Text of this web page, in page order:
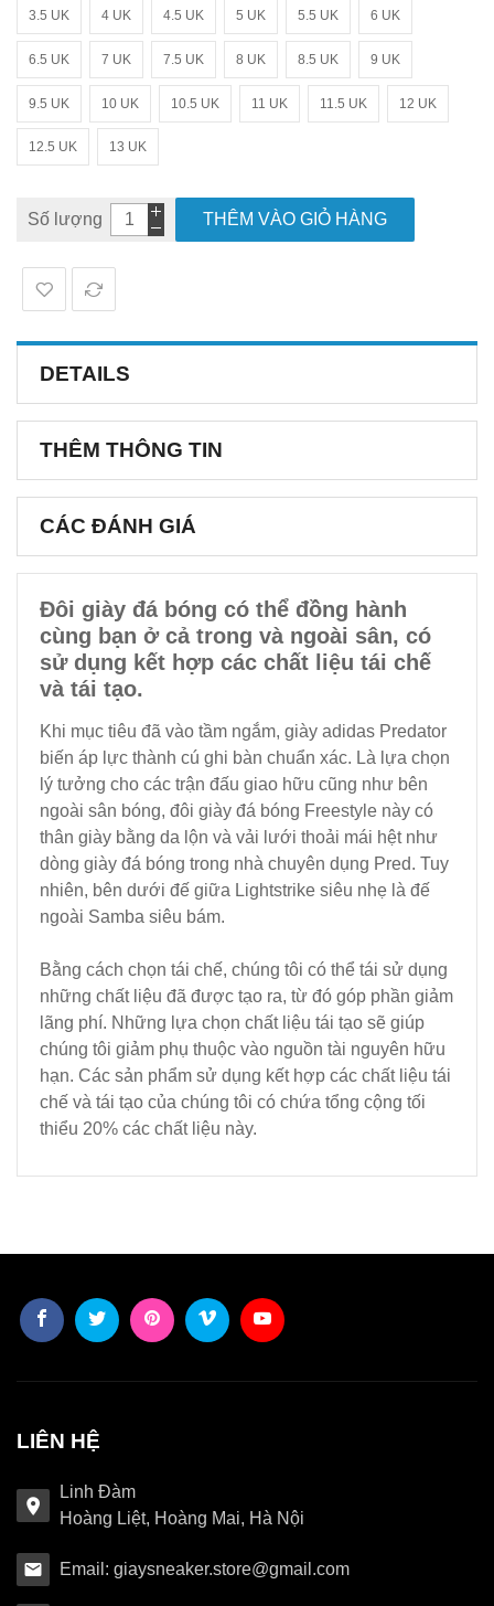
3.5 UK 4 UK 4.5 UK 5 UK 5.5 UK 6 UK
6.5 UK 7 UK 7.5 UK 8 UK 8.5 UK 9 UK
9.5 UK 10 UK 10.5 UK 11 UK 11.5 UK 12 UK
12.5 UK 13 UK
Số lượng THÊM VÀO GIỎ HÀNG
DETAILS
THÊM THÔNG TIN
CÁC ĐÁNH GIÁ
Đôi giày đá bóng có thể đồng hành
cùng bạn ở cả trong và ngoài sân, có
sử dụng kết hợp các chất liệu tái chế
và tái tạo.
Khi mục tiêu đã vào tầm ngắm, giày adidas Predator
biến áp lực thành cú ghi bàn chuẩn xác. Là lựa chọn
lý tưởng cho các trận đấu giao hữu cũng như bên
ngoài sân bóng, đôi giày đá bóng Freestyle này có
thân giày bằng da lộn và vải lưới thoải mái hệt như
dòng giày đá bóng trong nhà chuyên dụng Pred. Tuy
nhiên, bên dưới đế giữa Lightstrike siêu nhẹ là đế
ngoài Samba siêu bám.
Bằng cách chọn tái chế, chúng tôi có thể tái sử dụng
những chất liệu đã được tạo ra, từ đó góp phần giảm
lãng phí. Những lựa chọn chất liệu tái tạo sẽ giúp
chúng tôi giảm phụ thuộc vào nguồn tài nguyên hữu
hạn. Các sản phẩm sử dụng kết hợp các chất liệu tái
chế và tái tạo của chúng tôi có chứa tổng cộng tối
thiểu 20% các chất liệu này.
LIÊN HỆ
Linh Đàm
Hoàng Liệt, Hoàng Mai, Hà Nội
Email: giaysneaker.store@gmail.com